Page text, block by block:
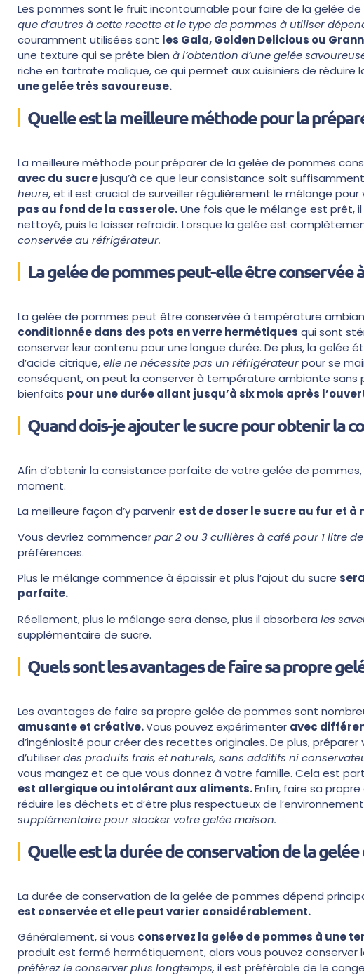
Les pommes sont le fruit incontournable pour faire de la gelée
que d’autres à cette recette et le type de pommes à utiliser
couramment utilisées sont les Gala, Golden Delicious ou
une texture qui se prête bien à l’obtention d’une gelée
riche en tartrate malique, ce qui permet aux cuisiniers de réduire
une gelée très savoureuse.
Quelle est la meilleure méthode pour la
La meilleure méthode pour préparer de la gelée de pommes
avec du sucrejusqu’à ce que leur consistance soit
heure, et il est crucial de surveiller régulièrement le mélange pour
pas au fond de la casserole.Une fois que le mélange est prêt,
nettoyé, puis le laisser refroidir. Lorsque la gelée est
conservée au réfrigérateur.
La gelée de pommes peut-elle être conservée
La gelée de pommes peut être conservée à température
conditionnée dans des pots en verre hermétiques qui sont
conserver leur contenu pour une longue durée. De plus, la
d’acide citrique,elle ne nécessite pas un réfrigérateurpour se
conséquent, on peut la conserver à température ambiante
bienfaits pour une durée allant jusqu’à six mois après
Quand dois-je ajouter le sucre pour obtenir la
Afin d’obtenir la consistance parfaite de votre gelée de
moment.
La meilleure façon d’y parvenir est de doser le sucre au fur et
Vous devriez commencerpar 2 ou 3 cuillères à café pour 1 litre
préférences.
Plus le mélange commence à épaissir et plus l’ajout du sucre
parfaite.
Réellement, plus le mélange sera dense, plus il absorbera les
supplémentaire de sucre.
Quels sont les avantages de faire sa propre
Les avantages de faire sa propre gelée de pommes sont
amusante et créative.Vous pouvez expérimenter avec
d’ingéniosité pour créer des recettes originales. De plus,
d’utiliserdes produits frais et naturels, sans additifs ni
vous mangez et ce que vous donnez à votre famille. Cela est
est allergique ou intolérant aux aliments.Enfin, faire sa
réduire les déchets et d’être plus respectueux de l’environnement
supplémentaire pour stocker votre gelée maison.
Quelle est la durée de conservation de la gelée
La durée de conservation de la gelée de pommes dépend
est conservée et elle peut varier considérablement.
Généralement, si vous conservez la gelée de pommes à une
produit est fermé hermétiquement, alors vous pouvez conserver
préférez le conserver plus longtemps, il est préférable de le